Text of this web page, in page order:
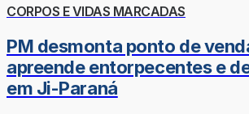
CORPOS E VIDAS MARCADAS
PM desmonta ponto de
apreende entorpecentes e
em Ji-Paraná